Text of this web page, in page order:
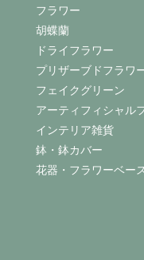
フラワー
胡蝶蘭
ドライフラワー
プリザーブドフラワ
フェイクグリーン
アーティフィシャル
インテリア雑貨
鉢・鉢カバー
花器・フラワーベー